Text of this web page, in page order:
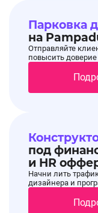
Парковка
на
Отправляйте
повысить
под
и HR
Начни лить
дизайнера и